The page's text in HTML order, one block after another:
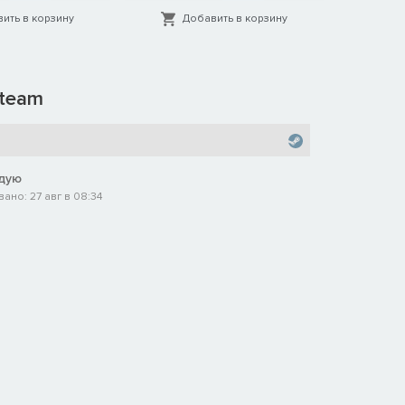
в корзину Добавить в корзину
27 авг в 08:34